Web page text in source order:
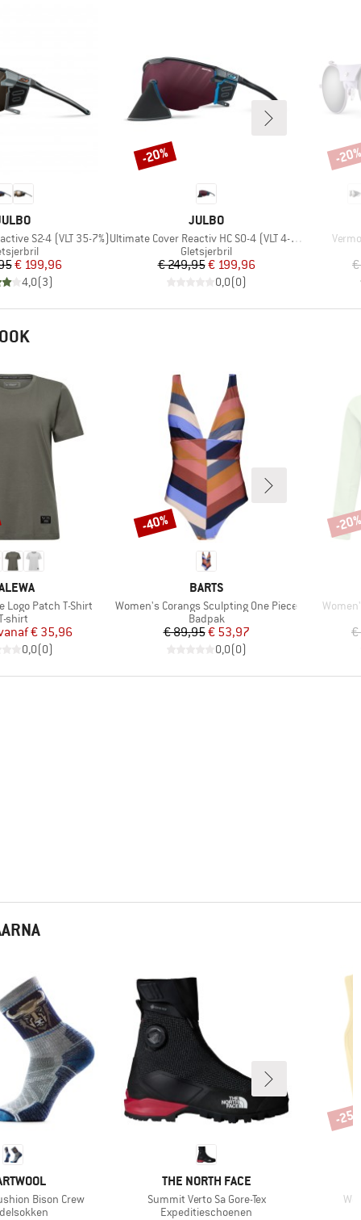
S2-4 (VLT 35-7%)
Prijs
Verlaagde prijs
€ 199,96
4,0(3)
MERK
JULBO
Artikel
Ultimate Cover Reactiv HC S0-4 (VLT 4-86%)
Productgroep
Gletsjerbril
Prijs
€ 249,95Verlaagde prijs
€ 199,96
0,0(0)
Korting
-20%
Artikel
-
Logo Patch T-Shirt
shirt
Prijs
Verlaagde prijs
€ 35,96
0,0(0)
MERK
BARTS
Artikel
Women's Corangs Sculpting One Piece
Productgroep
Badpak
Prijs
€ 89,95Verlaagde prijs
€ 53,97
0,0(0)
Korting
-40%
Artikel
€
-
Bison Crew
MERK
THE NORTH FACE
Artikel
Summit Verto Sa Gore-Tex
Productgroep
Expeditieschoenen
-